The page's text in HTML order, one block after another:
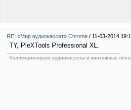
RE: «Мир аудиокассет» Chrome / 11-03-2014
TY, PleXTools Professional XL.
Коллекционирую аудиокассеты и винтажные